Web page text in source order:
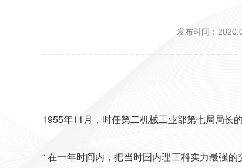
发布时间：
1955年11月，时任第二机械工业部第七局局长
“ 在一年时间内，把当时国内理工科实力最强